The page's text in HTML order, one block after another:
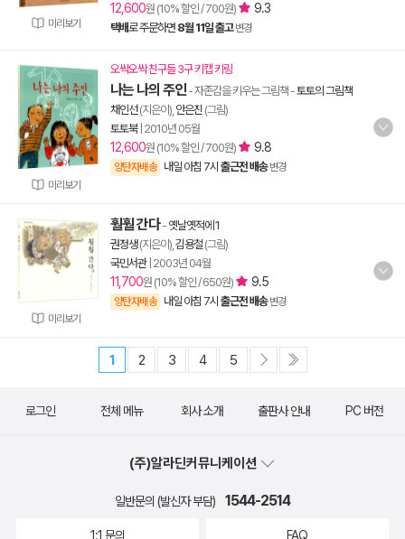
미리보기
12,600원 (10% 할인 / 700원) 9.3
택배로 주문하면 8월 11일 출고 변경
미리보기
오싹오싹 친구들 3구 키캡 키링
나는 나의 주인- 자존감을 키우는 그림책 -토토의 그림책
채인선(지은이), 안은진 (그림)
토토북| 2010년 05월
12,600원 (10% 할인 / 700원) 9.8
양탄자배송 내일 아침 7시 출근전 배송 변경
미리보기
훨훨 간다- 옛날옛적에 1
권정생(지은이), 김용철 (그림)
국민서관| 2003년 04월
11,700원 (10% 할인 / 650원) 9.5
양탄자배송 내일 아침 7시 출근전 배송 변경
1 2 3 4 5
로그인 전체 메뉴 회사 소개 출판사 안내 PC 버전
(주)알라딘커뮤니케이션
일반문의 (발신자 부담) 1544-2514
1:1 문의 FAQ